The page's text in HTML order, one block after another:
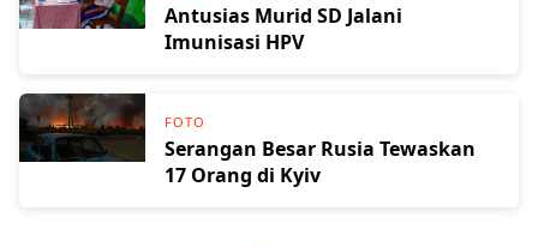
Antusias Murid SD Jalani
Imunisasi HPV
FOTO
Serangan Besar Rusia Tewaskan
17 Orang di Kyiv